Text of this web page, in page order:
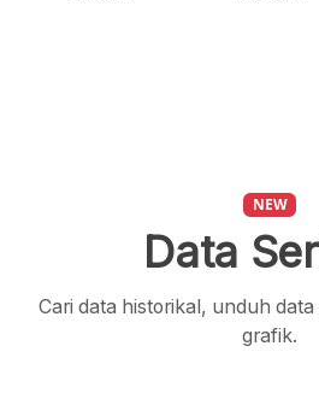
NEW
Data
Cari data historikal, unduh
grafik.